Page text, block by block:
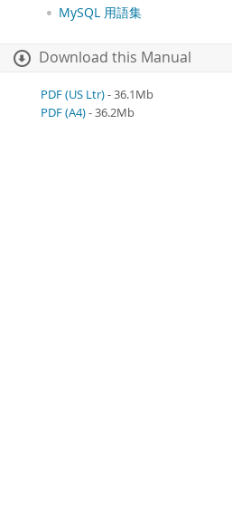
MySQL 用語集
Download this Manual
PDF (US Ltr)- 36.1Mb
PDF (A4)- 36.2Mb